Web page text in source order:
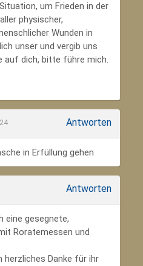
um Frieden in der
physischer,
Wunden in
unser und vergib uns
auf dich, bitte führe mich.
Antworten
in Erfüllung gehen
Antworten
eine gesegnete,
Roratemessen und
Danke für ihr